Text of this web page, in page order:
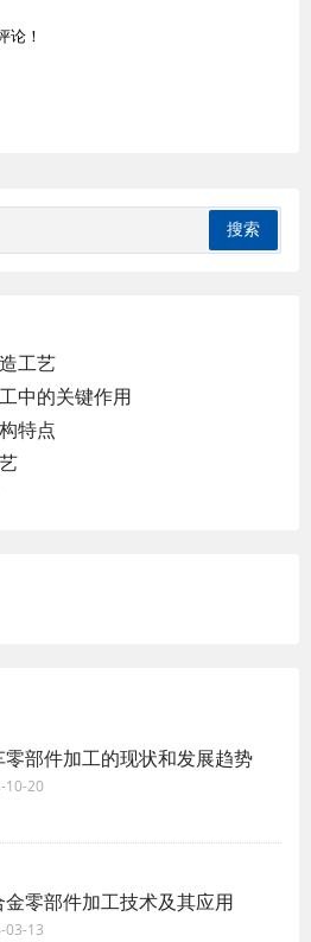
论！
工艺
中的关键作用
特点
零部件加工的现状和发展趋势
10-20
金零部件加工技术及其应用
03-13